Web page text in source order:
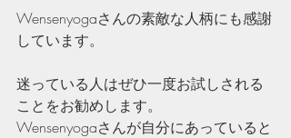
Wensenyogaさんの素敵な人柄にも感謝
しています。
迷っている人はぜひ一度お試しされる
ことをお勧めします。
Wensenyogaさんが自分にあっていると